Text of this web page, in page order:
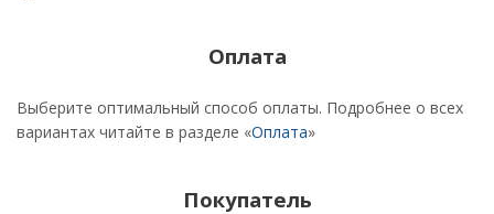
Оплата
Выберите оптимальный способ оплаты. Подробнее о всех
вариантах читайте в разделе «Оплата»
Покупатель